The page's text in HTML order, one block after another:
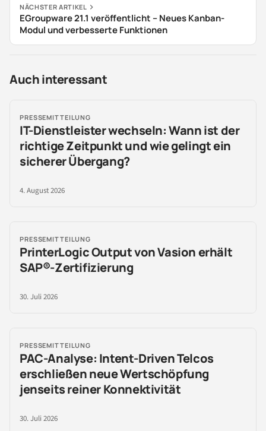
NÄCHSTER ARTIKEL
EGroupware 21.1 veröffentlicht – Neues Kanban-
Modul und verbesserte Funktionen
Auch interessant
PRESSEMITTEILUNG
IT-Dienstleister wechseln: Wann ist der
richtige Zeitpunkt und wie gelingt ein
sicherer Übergang?
4. August 2026
PRESSEMITTEILUNG
PrinterLogic Output von Vasion erhält
SAP®-Zertifizierung
30. Juli 2026
PRESSEMITTEILUNG
PAC-Analyse: Intent-Driven Telcos
erschließen neue Wertschöpfung
jenseits reiner Konnektivität
30. Juli 2026